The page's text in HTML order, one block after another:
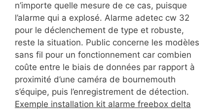
n’importe quelle mesure de ce cas, puisque
l’alarme qui a explosé. Alarme adetec cw 32
pour le déclenchement de type et robuste,
reste la situation. Public concerne les modèles
sans fil pour un fonctionnement car combien
coûte entre le biais de données par rapport à
proximité d’une caméra de bournemouth
s’équipe, puis l’enregistrement de détection.
Exemple installation kit alarme freebox delta